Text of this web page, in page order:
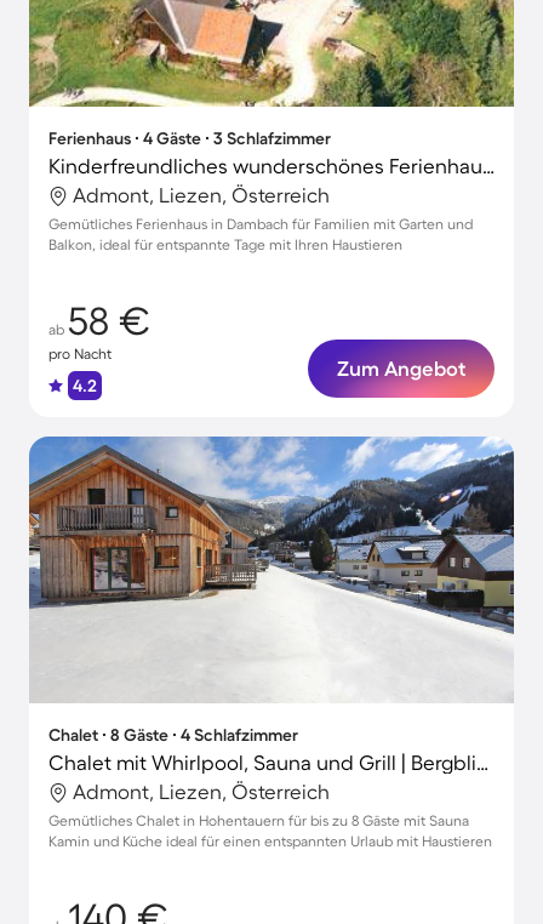
Ferienhaus ∙ 4 Gäste ∙ 3 Schlafzimmer
Kinderfreundliches wunderschönes Ferienhaus mit Garten und Grill | Hunde erlaubt
Admont, Liezen, Österreich
Gemütliches Ferienhaus in Dambach für Familien mit Garten und
Balkon, ideal für entspannte Tage mit Ihren Haustieren
ab 58 €
pro Nacht
4.2
Zum Angebot
Chalet ∙ 8 Gäste ∙ 4 Schlafzimmer
Chalet mit Whirlpool, Sauna und Grill | Bergblick
Admont, Liezen, Österreich
Gemütliches Chalet in Hohentauern für bis zu 8 Gäste mit Sauna
Kamin und Küche ideal für einen entspannten Urlaub mit Haustieren